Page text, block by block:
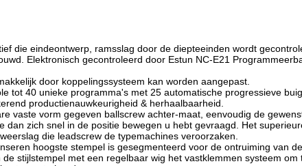
die eindeontwerp, ramsslag door de diepteeinden wordt
Elektronisch gecontroleerd door Estun NC-E21
door koppelingssysteem kan worden aangepast.
tot 40 unieke programma's met 25 automatische progressieve
productienauwkeurigheid & herhaalbaarheid.
vaste vorm gegeven ballscrew achter-maat, eenvoudig de
zich snel in de positie bewegen u hebt gevraagd. Het
die leadscrew de typemachines veroorzaken.
hoogste stempel is gesegmenteerd voor de ontruiming van de
stijlstempel met een regelbaar wig het vastklemmen systeem om